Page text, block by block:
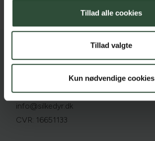
Tillad alle cookies
Tillad valgte
Kun nødvendige cookies
Silkeborg Dyrehospital
Brokbjergvej 6, 8600 Silkeborg
86 82 70 00
info@silkedyr.dk
CVR: 16651133